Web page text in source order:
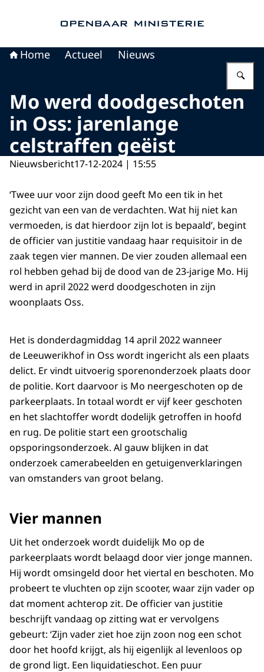
Home Actueel Nieuws
Mo werd doodgeschoten
in Oss: jarenlange
celstraffen geëist
Nieuwsbericht17-12-2024 | 15:55
‘Twee uur voor zijn dood geeft Mo een tik in het
gezicht van een van de verdachten. Wat hij niet kan
vermoeden, is dat hierdoor zijn lot is bepaald’, begint
de officier van justitie vandaag haar requisitoir in de
zaak tegen vier mannen. De vier zouden allemaal een
rol hebben gehad bij de dood van de 23-jarige Mo. Hij
werd in april 2022 werd doodgeschoten in zijn
woonplaats Oss.
Het is donderdagmiddag 14 april 2022 wanneer
de Leeuwerikhof in Oss wordt ingericht als een plaats
delict. Er vindt uitvoerig sporenonderzoek plaats door
de politie. Kort daarvoor is Mo neergeschoten op de
parkeerplaats. In totaal wordt er vijf keer geschoten
en het slachtoffer wordt dodelijk getroffen in hoofd
en rug. De politie start een grootschalig
opsporingsonderzoek. Al gauw blijken in dat
onderzoek camerabeelden en getuigenverklaringen
van omstanders van groot belang.
Vier mannen
Uit het onderzoek wordt duidelijk Mo op de
parkeerplaats wordt belaagd door vier jonge mannen.
Hij wordt omsingeld door het viertal en beschoten. Mo
probeert te vluchten op zijn scooter, waar zijn vader op
dat moment achterop zit. De officier van justitie
beschrijft vandaag op zitting wat er vervolgens
gebeurt: ‘Zijn vader ziet hoe zijn zoon nog een schot
door het hoofd krijgt, als hij eigenlijk al levenloos op
de grond ligt. Een liquidatieschot. Een puur